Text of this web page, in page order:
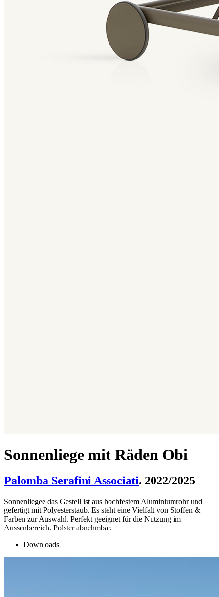
Sonnenliege mit Räden Obi
Palomba Serafini Associati. 2022/2025
Sonnenliegee das Gestell ist aus hochfestem Aluminiumrohr und
gefertigt mit Polyesterstaub. Es steht eine Vielfalt von Stoffen &
Farben zur Auswahl. Perfekt geeignet für die Nutzung im
Aussenbereich. Polster abnehmbar.
Downloads